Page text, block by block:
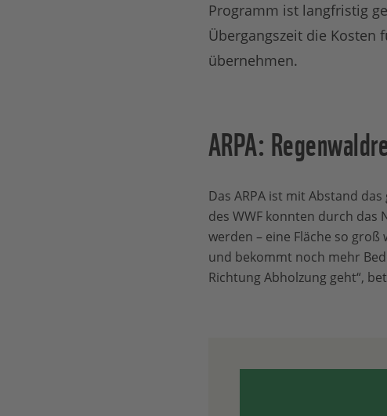
Programm ist langfristig
Übergangszeit die Kosten
übernehmen.
ARPA:
Das ARPA ist mit Abstand
des WWF konnten durch das
werden – eine Fläche so
und bekommt noch mehr
Richtung Abholzung geht“,